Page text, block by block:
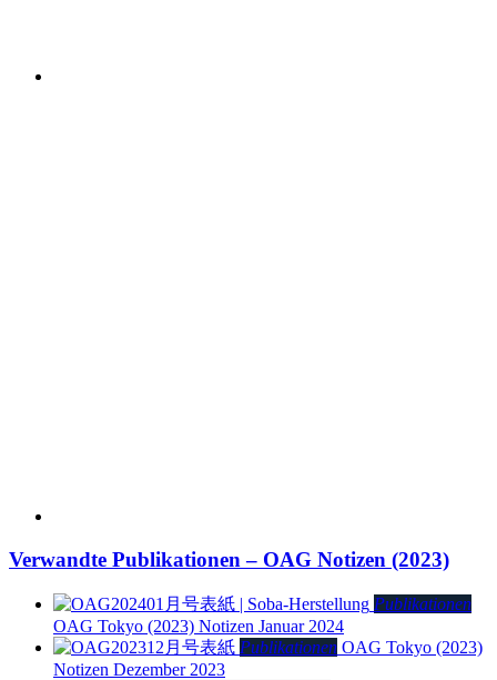
Verwandte Publikationen – OAG Notizen (2023)
Publikationen
OAG Tokyo (2023) Notizen Januar 2024
Publikationen OAG Tokyo (2023)
Notizen Dezember 2023